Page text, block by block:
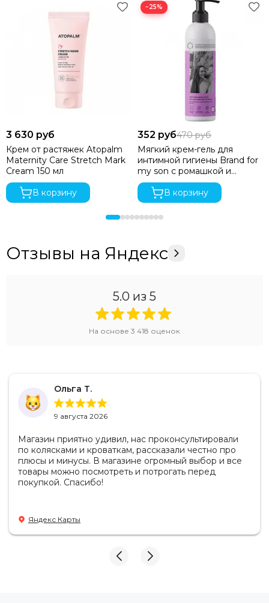
3 630 руб
Крем от растяжек Atopalm
Maternity Care Stretch Mark
Cream 150 мл
В корзину
−25%
352 руб470 руб
Мягкий крем-гель для
интимной гигиены Brand for
my son с ромашкой и
провитамином В5 250 мл
В корзину
Отзывы на Яндекс
5.0 из 5
На основе 3 418 оценок
Ольга Т.
9 августа 2026
Магазин приятно удивил, нас проконсультировали
по колясками и кроваткам, рассказали честно про
плюсы и минусы. В магазине огромный выбор и все
товары можно посмотреть и потрогать перед
покупкой. Спасибо!
Яндекс Карты